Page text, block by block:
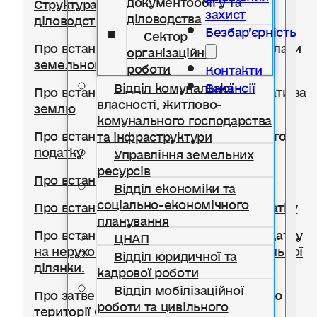
діловодства
Сектор
організаційної
роботи
Відділ комунальної
власності, житлово-
комунального господарства
та інфраструктури
Управління земельних
ресурсів
Відділ економіки та
соціально-економічного
планування
ЦНАП
Відділ юридичної та
кадрової роботи
Відділ мобілізаційної
роботи та цивільного
захист
Безбар’єрність
Контакти
Вакансії
діловодства та організаційної роботи
Про встановлення ставок та пільг із сплати
земельного податку
Про встановлення ставок орендної плати за
землю
Про встановлення ставки транспортного
податку
Про встановлення туристичного збору
Про встановлення ставок єдиного податку
Про встановлення ставок із сплати податку
на нерухоме майно, відмінне від земельної
ділянки.
Про затвердження Правил благоустрою
території Солотвинської селищної